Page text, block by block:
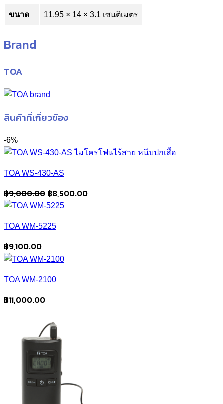
ขนาด 11.95 × 14 × 3.1 เซนติเมตร
Brand
TOA
สินค้าที่เกี่ยวข้อง
-6%
TOA WS-430-AS
฿9,000.00 Original
price
฿9,000.00.
฿8,500.00Current
TOA WM-5225
฿9,100.00
TOA WM-2100
฿11,000.00